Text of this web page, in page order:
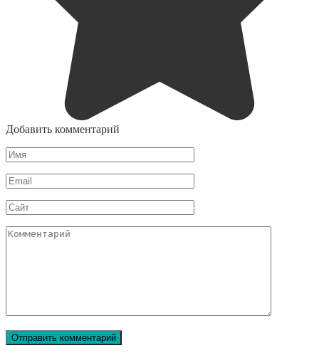
Добавить комментарий
Имя
Email
Сайт
Комментарий